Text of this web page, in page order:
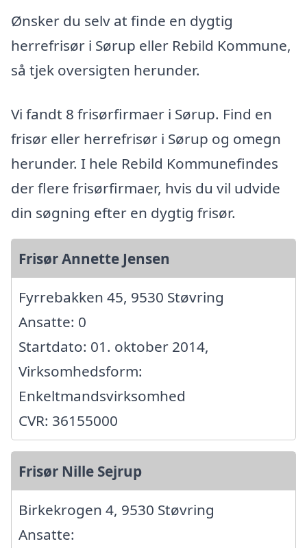
Ønsker du selv at finde en dygtig
herrefrisør i Sørup eller Rebild Kommune,
så tjek oversigten herunder.
Vi fandt 8 frisørfirmaer i Sørup. Find en
frisør eller herrefrisør i Sørup og omegn
herunder. I hele Rebild Kommunefindes
der flere frisørfirmaer, hvis du vil udvide
din søgning efter en dygtig frisør.
Frisør Annette Jensen
Fyrrebakken 45, 9530 Støvring
Ansatte: 0
Startdato: 01. oktober 2014,
Virksomhedsform:
Enkeltmandsvirksomhed
CVR: 36155000
Frisør Nille Sejrup
Birkekrogen 4, 9530 Støvring
Ansatte: